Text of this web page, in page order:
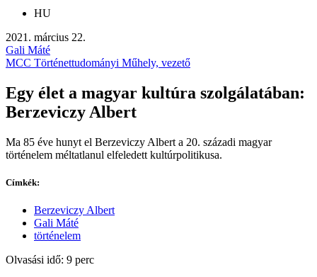
HU
2021. március 22.
Gali Máté
MCC Történettudományi Műhely, vezető
Egy élet a magyar kultúra szolgálatában:
Berzeviczy Albert
Ma 85 éve hunyt el Berzeviczy Albert a 20. századi magyar
történelem méltatlanul elfeledett kultúrpolitikusa.
Címkék:
Berzeviczy Albert
Gali Máté
történelem
Olvasási idő: 9 perc